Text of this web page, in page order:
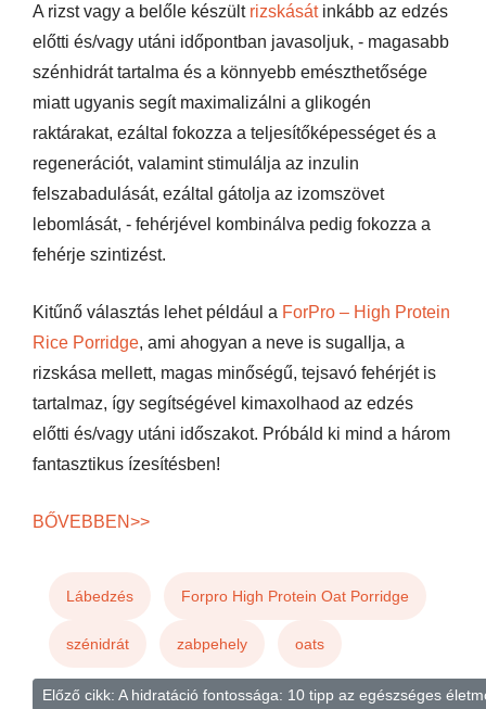
A rizst vagy a belőle készült rizskásátinkább az edzés
előtti és/vagy utáni időpontban javasoljuk, - magasabb
szénhidrát tartalma és a könnyebb emészthetősége
miatt ugyanis segít maximalizálni a glikogén
raktárakat, ezáltal fokozza a teljesítőképességet és a
regenerációt, valamint stimulálja az inzulin
felszabadulását, ezáltal gátolja az izomszövet
lebomlását, - fehérjével kombinálva pedig fokozza a
fehérje szintizést.
Kitűnő választás lehet például a ForPro – High Protein
Rice Porridge, ami ahogyan a neve is sugallja, a
rizskása mellett, magas minőségű, tejsavó fehérjét is
tartalmaz, így segítségével kimaxolhaod az edzés
előtti és/vagy utáni időszakot. Próbáld ki mind a három
fantasztikus ízesítésben!
BŐVEBBEN>>
Lábedzés Forpro High Protein Oat Porridge
szénidrát zabpehely oats
Előző cikk: A hidratáció fontossága: 10 tipp az egészséges